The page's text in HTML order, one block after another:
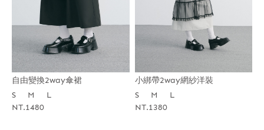
自由變換2way傘裙
S
M
L
NT.1480
小綁帶2way網紗洋裝
S
M
L
NT.1380